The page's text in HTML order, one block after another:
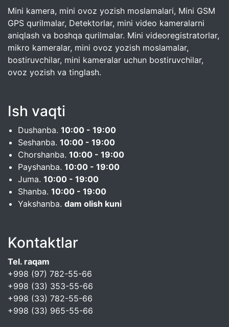
Mini kamera, mini ovoz yozish moslamalari, Mini GSM
GPS qurilmalar, Detektorlar, mini video kameralarni
aniqlash va boshqa qurilmalar. Mini videoregistratorlar,
mikro kameralar, mini ovoz yozish moslamalar,
bostiruvchilar, mini kameralar uchun bostiruvchilar,
ovoz yozish va tinglash.
Ish vaqti
Dushanba. 10:00 - 19:00
Seshanba. 10:00 - 19:00
Chorshanba. 10:00 - 19:00
Payshanba. 10:00 - 19:00
Juma. 10:00 - 19:00
Shanba. 10:00 - 19:00
Yakshanba. dam olish kuni
Kontaktlar
Tel. raqam
+998 (97) 782-55-66
+998 (33) 353-55-66
+998 (33) 782-55-66
+998 (33) 965-55-66